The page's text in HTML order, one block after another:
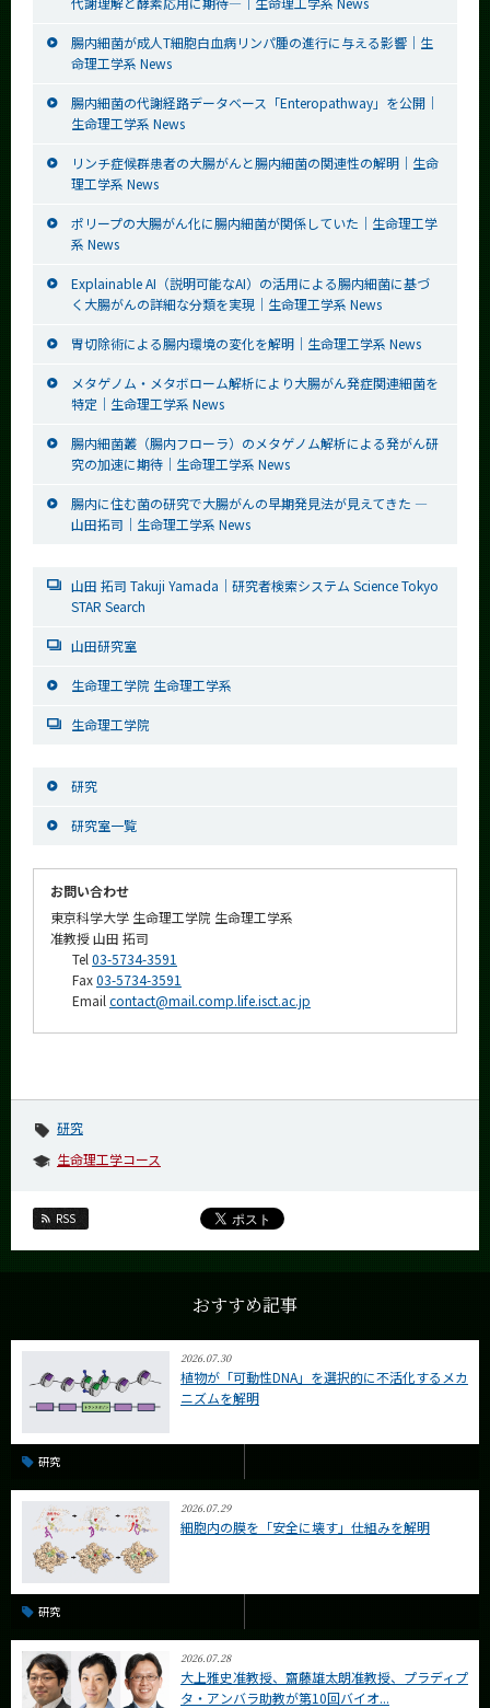
腸内細菌が成人T細胞白血病リンパ腫の進行に与える影響｜生
命理工学系 News
腸内細菌の代謝経路データベース「Enteropathway」を公開｜
生命理工学系 News
リンチ症候群患者の大腸がんと腸内細菌の関連性の解明｜生命
理工学系 News
ポリープの大腸がん化に腸内細菌が関係していた｜生命理工学
系 News
Explainable AI（説明可能なAI）の活用による腸内細菌に基づ
く大腸がんの詳細な分類を実現｜生命理工学系 News
胃切除術による腸内環境の変化を解明｜生命理工学系 News
メタゲノム・メタボローム解析により大腸がん発症関連細菌を
特定｜生命理工学系 News
腸内細菌叢（腸内フローラ）のメタゲノム解析による発がん研
究の加速に期待｜生命理工学系 News
腸内に住む菌の研究で大腸がんの早期発見法が見えてきた ―
山田拓司｜生命理工学系 News
山田 拓司 Takuji Yamada｜研究者検索システム Science Tokyo
STAR Search
山田研究室
生命理工学院 生命理工学系
生命理工学院
研究
研究室一覧
お問い合わせ
東京科学大学 生命理工学院 生命理工学系
准教授 山田 拓司
Tel 03-5734-3591
Fax03-5734-3591
Email contact@mail.comp.life.isct.ac.jp
研究
生命理工学コース
RSS
おすすめ記事
2026.07.30
植物が「可動性DNA」を選択的に不活化するメカ
ニズムを解明
研究
2026.07.29
細胞内の膜を「安全に壊す」仕組みを解明
研究
2026.07.28
大上雅史准教授、齋藤雄太朗准教授、プラディプ
タ・アンバラ助教が第10回バイオ...